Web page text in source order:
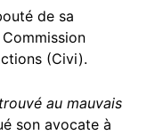
de sa
(Civi).
au mauvais
son avocate à